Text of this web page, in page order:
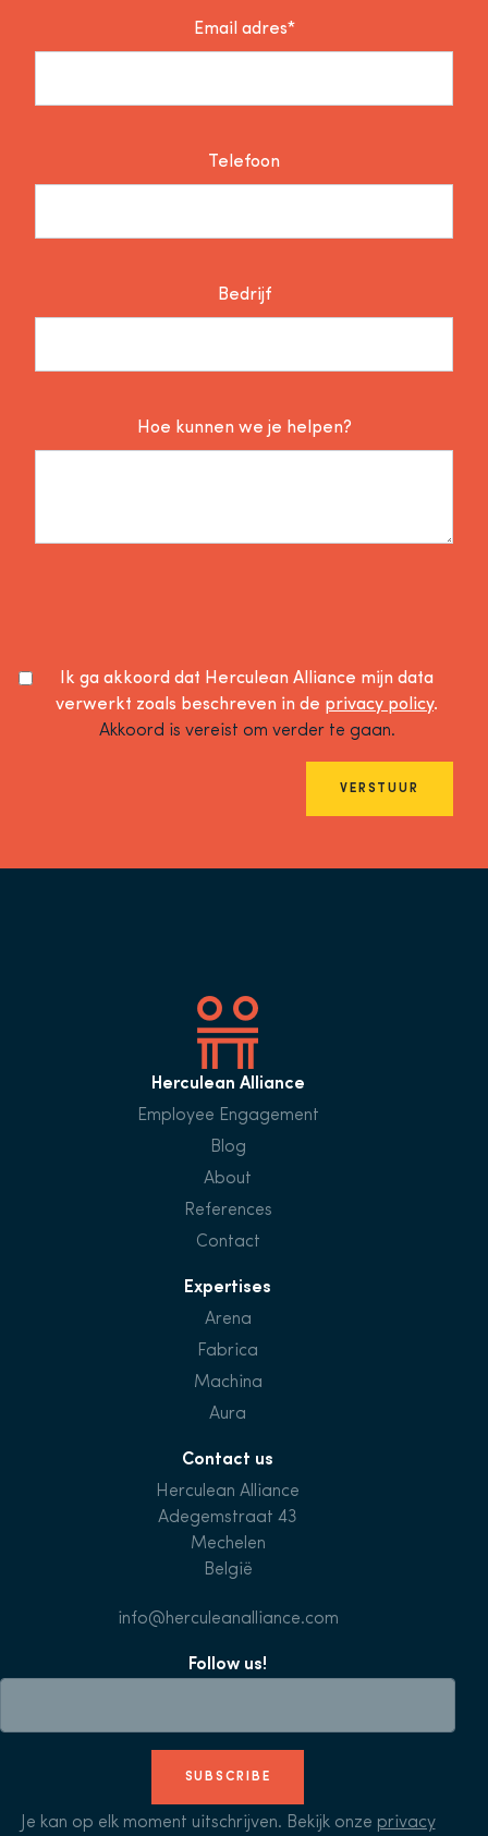
Email adres*
Telefoon
Bedrijf
Hoe kunnen we je helpen?
Ik ga akkoord dat Herculean Alliance mijn data
verwerkt zoals beschreven in de privacy policy.
Akkoord is vereist om verder te gaan.
VERSTUUR
Herculean Alliance
Employee Engagement
Blog
About
References
Contact
Expertises
Arena
Fabrica
Machina
Aura
Contact us
Herculean Alliance
Adegemstraat 43
Mechelen
België
info@herculeanalliance.com
Follow us!
SUBSCRIBE
Je kan op elk moment uitschrijven. Bekijk onze privacy